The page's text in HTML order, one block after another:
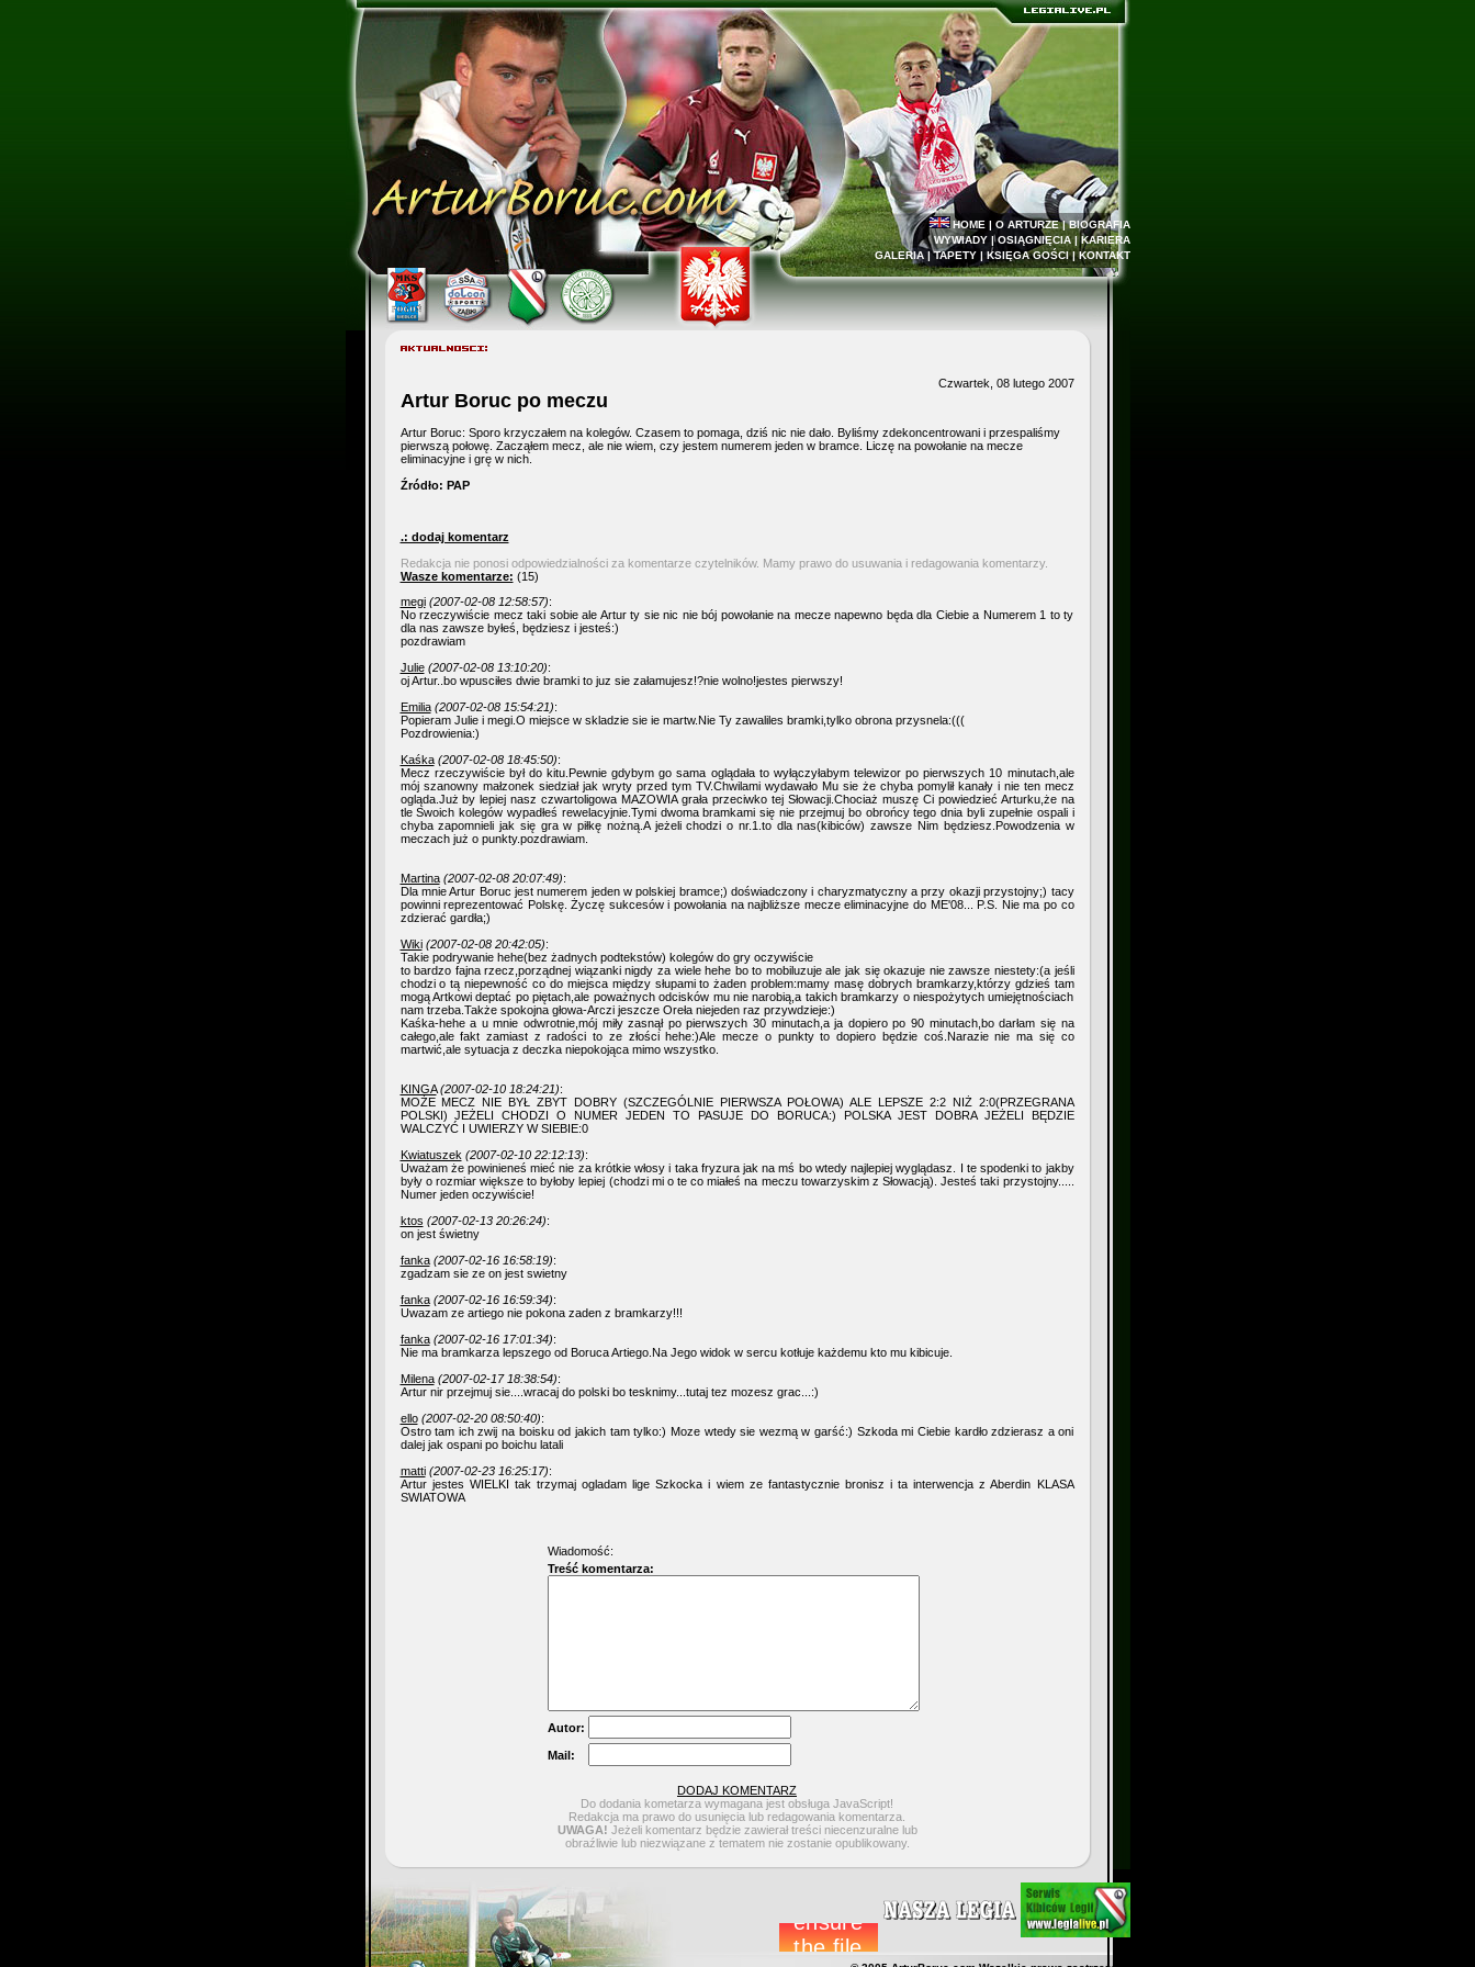
HOME | O ARTURZE|BIOGRAFIA
WYWIADY|OSIĄGNIĘCIA|KARIERA
GALERIA|TAPETY| KSIĘGA GOŚCI|KONTAKT
Czwartek, 08 lutego 2007
Artur Boruc po meczu
Artur Boruc: Sporo krzyczałem na kolegów. Czasem to pomaga, dziś nic nie dało. Byliśmy zdekoncentrowani i przespaliśmy
pierwszą połowę. Zacząłem mecz, ale nie wiem, czy jestem numerem jeden w bramce. Liczę na powołanie na mecze
eliminacyjne i grę w nich.
Źródło: PAP
.: dodaj komentarz
Redakcja nie ponosi odpowiedzialności za komentarze czytelników. Mamy prawo do usuwania i redagowania komentarzy.
Wasze komentarze: (15)
megi (2007-02-08 12:58:57):
No rzeczywiście mecz taki sobie ale Artur ty sie nic nie bój powołanie na mecze napewno będa dla Ciebie a Numerem 1 to ty
dla nas zawsze byłeś, będziesz i jesteś:)
pozdrawiam
Julie (2007-02-08 13:10:20):
oj Artur..bo wpusciłes dwie bramki to juz sie załamujesz!?nie wolno!jestes pierwszy!
Emilia (2007-02-08 15:54:21):
Popieram Julie i megi.O miejsce w skladzie sie ie martw.Nie Ty zawaliles bramki,tylko obrona przysnela:(((
Pozdrowienia:)
Kaśka (2007-02-08 18:45:50):
Mecz rzeczywiście był do kitu.Pewnie gdybym go sama oglądała to wyłączyłabym telewizor po pierwszych 10 minutach,ale
mój szanowny małzonek siedział jak wryty przed tym TV.Chwilami wydawało Mu sie że chyba pomylił kanały i nie ten mecz
ogląda.Już by lepiej nasz czwartoligowa MAZOWIA grała przeciwko tej Słowacji.Chociaż muszę Ci powiedzieć Arturku,że na
tle Swoich kolegów wypadłeś rewelacyjnie.Tymi dwoma bramkami się nie przejmuj bo obrońcy tego dnia byli zupełnie ospali i
chyba zapomnieli jak się gra w piłkę nożną.A jeżeli chodzi o nr.1.to dla nas(kibiców) zawsze Nim będziesz.Powodzenia w
meczach już o punkty.pozdrawiam.
Martina (2007-02-08 20:07:49):
Dla mnie Artur Boruc jest numerem jeden w polskiej bramce;) doświadczony i charyzmatyczny a przy okazji przystojny;) tacy
powinni reprezentować Polskę. Życzę sukcesów i powołania na najbliższe mecze eliminacyjne do ME'08... P.S. Nie ma po co
zdzierać gardła;)
Wiki (2007-02-08 20:42:05):
Takie podrywanie hehe(bez żadnych podtekstów) kolegów do gry oczywiście
to bardzo fajna rzecz,porządnej wiązanki nigdy za wiele hehe bo to mobiluzuje ale jak się okazuje nie zawsze niestety:(a jeśli
chodzi o tą niepewność co do miejsca między słupami to żaden problem:mamy masę dobrych bramkarzy,którzy gdzieś tam
mogą Artkowi deptać po piętach,ale poważnych odcisków mu nie narobią,a takich bramkarzy o niespożytych umiejętnościach
nam trzeba.Także spokojna głowa-Arczi jeszcze Oreła niejeden raz przywdzieje:)
Kaśka-hehe a u mnie odwrotnie,mój miły zasnął po pierwszych 30 minutach,a ja dopiero po 90 minutach,bo darłam się na
całego,ale fakt zamiast z radości to ze złości hehe:)Ale mecze o punkty to dopiero będzie coś.Narazie nie ma się co
martwić,ale sytuacja z deczka niepokojąca mimo wszystko.
KINGA (2007-02-10 18:24:21):
MOŻE MECZ NIE BYŁ ZBYT DOBRY (SZCZEGÓLNIE PIERWSZA POŁOWA) ALE LEPSZE 2:2 NIŻ 2:0(PRZEGRANA
POLSKI) JEŻELI CHODZI O NUMER JEDEN TO PASUJE DO BORUCA:) POLSKA JEST DOBRA JEŻELI BĘDZIE
WALCZYĆ I UWIERZY W SIEBIE:0
Kwiatuszek (2007-02-10 22:12:13):
Uważam że powinieneś mieć nie za krótkie włosy i taka fryzura jak na mś bo wtedy najlepiej wyglądasz. I te spodenki to jakby
były o rozmiar większe to byłoby lepiej (chodzi mi o te co miałeś na meczu towarzyskim z Słowacją). Jesteś taki przystojny.....
Numer jeden oczywiście!
ktos (2007-02-13 20:26:24):
on jest świetny
fanka (2007-02-16 16:58:19):
zgadzam sie ze on jest swietny
fanka (2007-02-16 16:59:34):
Uwazam ze artiego nie pokona zaden z bramkarzy!!!
fanka (2007-02-16 17:01:34):
Nie ma bramkarza lepszego od Boruca Artiego.Na Jego widok w sercu kotłuje każdemu kto mu kibicuje.
Milena (2007-02-17 18:38:54):
Artur nir przejmuj sie....wracaj do polski bo tesknimy...tutaj tez mozesz grac...:)
ello (2007-02-20 08:50:40):
Ostro tam ich zwij na boisku od jakich tam tylko:) Moze wtedy sie wezmą w garść:) Szkoda mi Ciebie kardło zdzierasz a oni
dalej jak ospani po boichu latali
matti (2007-02-23 16:25:17):
Artur jestes WIELKI tak trzymaj ogladam lige Szkocka i wiem ze fantastycznie bronisz i ta interwencja z Aberdin KLASA
SWIATOWA
Wiadomość:
Treść komentarza:
Autor:
Mail:
DODAJ KOMENTARZ
Do dodania kometarza wymagana jest obsługa JavaScript!
Redakcja ma prawo do usunięcia lub redagowania komentarza.
UWAGA! Jeżeli komentarz będzie zawierał treści niecenzuralne lub
obraźliwie lub niezwiązane z tematem nie zostanie opublikowany.